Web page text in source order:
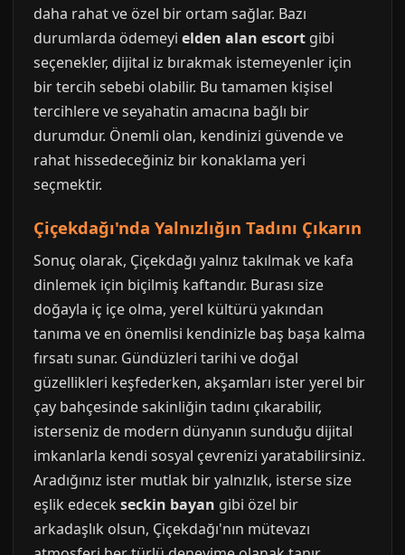
daha rahat ve özel bir ortam sağlar. Bazı
durumlarda ödemeyi elden alan escort gibi
seçenekler, dijital iz bırakmak istemeyenler için
bir tercih sebebi olabilir. Bu tamamen kişisel
tercihlere ve seyahatin amacına bağlı bir
durumdur. Önemli olan, kendinizi güvende ve
rahat hissedeceğiniz bir konaklama yeri
seçmektir.
Çiçekdağı'nda Yalnızlığın Tadını Çıkarın
Sonuç olarak, Çiçekdağı yalnız takılmak ve kafa
dinlemek için biçilmiş kaftandır. Burası size
doğayla iç içe olma, yerel kültürü yakından
tanıma ve en önemlisi kendinizle baş başa kalma
fırsatı sunar. Gündüzleri tarihi ve doğal
güzellikleri keşfederken, akşamları ister yerel bir
çay bahçesinde sakinliğin tadını çıkarabilir,
isterseniz de modern dünyanın sunduğu dijital
imkanlarla kendi sosyal çevrenizi yaratabilirsiniz.
Aradığınız ister mutlak bir yalnızlık, isterse size
eşlik edecek seckin bayan gibi özel bir
arkadaşlık olsun, Çiçekdağı'nın mütevazı